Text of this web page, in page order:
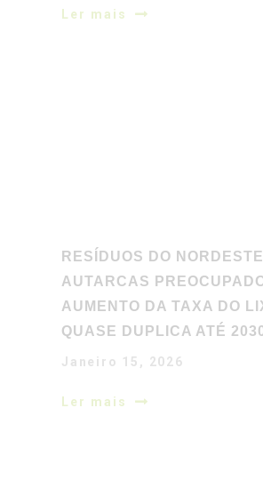
QUASE DUPLICA ATÉ 2030
Janeiro 15, 2026